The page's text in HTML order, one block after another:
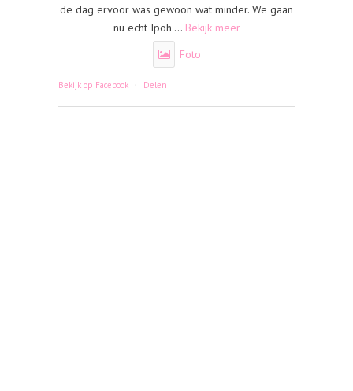
de dag ervoor was gewoon wat minder. We gaan
nu echt Ipoh ... Bekijk meer
Foto
Bekijk op Facebook · Delen